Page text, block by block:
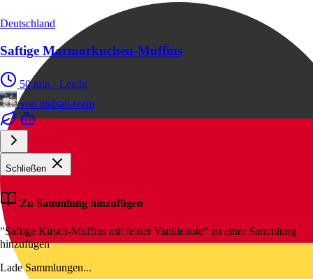
Deutschland
Saftige Marmorkuchen-Muffins
50 min · Leicht
von malsati-team
Schließen
Zu Sammlung hinzufügen
"Saftige Kirsch-Muffins mit feiner Vanillenote" zu einer Sammlung
hinzufügen
Lade Sammlungen...